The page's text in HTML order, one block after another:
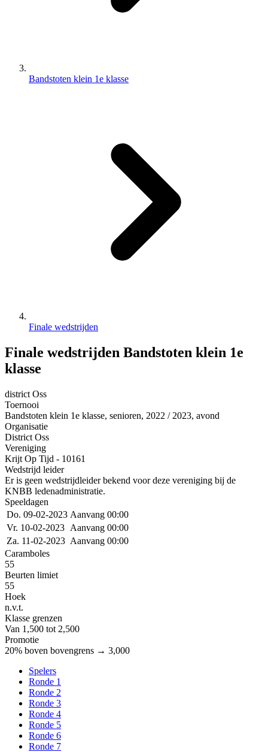
Bandstoten klein 1e klasse
Finale wedstrijden
Finale wedstrijden Bandstoten klein 1e
klasse
district Oss
Toernooi
Bandstoten klein 1e klasse, senioren, 2022 / 2023, avond
Organisatie
District Oss
Vereniging
Krijt Op Tijd - 10161
Wedstrijd leider
Er is geen wedstrijdleider bekend voor deze vereniging bij de
KNBB ledenadministratie.
Speeldagen
Do. 09-02-2023 Aanvang 00:00
Vr. 10-02-2023 Aanvang 00:00
Za. 11-02-2023 Aanvang 00:00
Caramboles
55
Beurten limiet
55
Hoek
n.v.t.
Klasse grenzen
Van 1,500 tot 2,500
Promotie
20% boven bovengrens → 3,000
Spelers
Ronde 1
Ronde 2
Ronde 3
Ronde 4
Ronde 5
Ronde 6
Ronde 7